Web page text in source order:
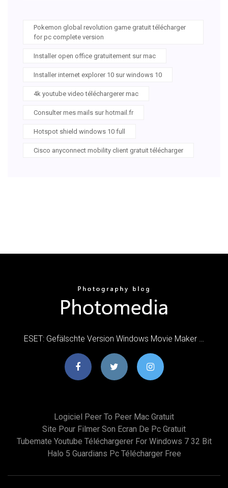
Pokemon global revolution game gratuit télécharger
for pc complete version
Installer open office gratuitement sur mac
Installer internet explorer 10 sur windows 10
4k youtube video téléchargerer mac
Consulter mes mails sur hotmail.fr
Hotspot shield windows 10 full
Cisco anyconnect mobility client gratuit télécharger
ESET: Gefälschte Version Windows Movie Maker …
Logiciel Peer To Peer Mac Gratuit
Site Pour Filmer Son Ecran De Pc Gratuit
Tubemate Youtube Téléchargerer For Windows 7 32 Bit
Halo 5 Guardians Pc Télécharger Free